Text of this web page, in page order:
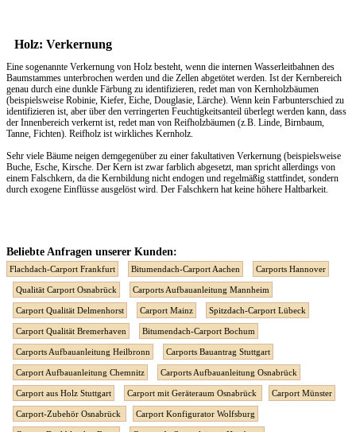
Holz: Verkernung
Eine sogenannte Verkernung von Holz besteht, wenn die internen Wasserleitbahnen des
Baumstammes unterbrochen werden und die Zellen abgetötet werden. Ist der Kernbereich
genau durch eine dunkle Färbung zu identifizieren, redet man von Kernholzbäumen
(beispielsweise Robinie, Kiefer, Eiche, Douglasie, Lärche). Wenn kein Farbunterschied zu
identifizieren ist, aber über den verringerten Feuchtigkeitsanteil überlegt werden kann, dass
der Innenbereich verkernt ist, redet man von Reifholzbäumen (z.B. Linde, Birnbaum,
Tanne, Fichten). Reifholz ist wirkliches Kernholz.
Sehr viele Bäume neigen demgegenüber zu einer fakultativen Verkernung (beispielsweise
Buche, Esche, Kirsche. Der Kern ist zwar farblich abgesetzt, man spricht allerdings von
einem Falschkern, da die Kernbildung nicht endogen und regelmäßig stattfindet, sondern
durch exogene Einflüsse ausgelöst wird. Der Falschkern hat keine höhere Haltbarkeit.
Beliebte Anfragen unserer Kunden:
Flachdach-Carport Frankfurt Bitumendach-Carport Aachen Carports Hannover
Qualität Carport Osnabrück Carports Aufbauanleitung Mannheim
Carport Qualität Delmenhorst Carport Mainz Spitzdach-Carport Lübeck
Carport Qualität Bremerhaven Bitumendach-Carport Bochum
Carports Aufbauanleitung Heilbronn Carports Bauantrag Stuttgart
Carport Aufbauanleitung Chemnitz Carports Aufbauanleitung Osnabrück
Carport aus Holz Stuttgart Carport mit Geräteraum Osnabrück Carport Münster
Carport-Zubehör Osnabrück Carport Konfigurator Wolfsburg